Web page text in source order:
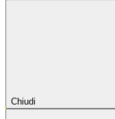
Chiudi